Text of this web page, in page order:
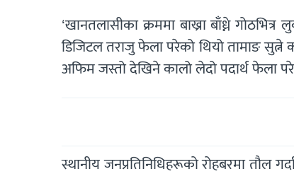
‘खानतलासीका क्रममा बाख्रा बाँध्ने
डिजिटल तराजु फेला परेको थियो तामाङ सुत्ने
अफिम जस्तो देखिने कालो लेदो पदार्थ फेला
स्थानीय जनप्रतिनिधिहरूको रोहबरमा तौल